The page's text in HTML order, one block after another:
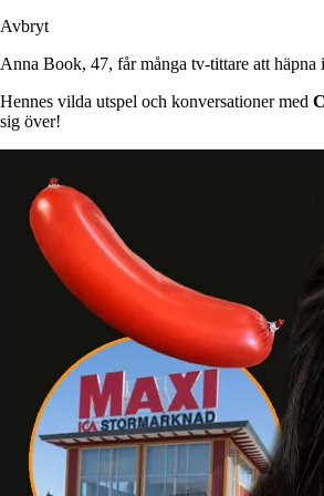
Avbryt
Anna Book, 47, får många tv-tittare att häpna
Hennes vilda utspel och konversationer med
sig över!